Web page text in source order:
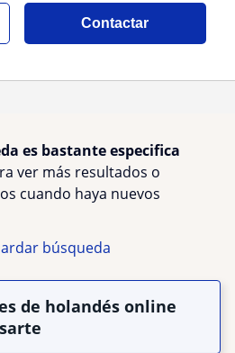
Contactar
es bastante especifica
ver más resultados o
cuando haya nuevos
búsqueda
de holandés online